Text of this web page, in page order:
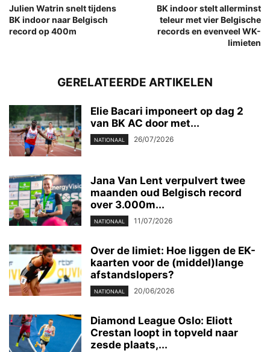
Julien Watrin snelt tijdens
BK indoor naar Belgisch
record op 400m
BK indoor stelt allerminst
teleur met vier Belgische
records en evenveel WK-
limieten
GERELATEERDE ARTIKELEN
Elie Bacari imponeert op dag 2
van BK AC door met...
NATIONAAL 26/07/2026
Jana Van Lent verpulvert twee
maanden oud Belgisch record
over 3.000m...
NATIONAAL 11/07/2026
Over de limiet: Hoe liggen de EK-
kaarten voor de (middel)lange
afstandslopers?
NATIONAAL 20/06/2026
Diamond League Oslo: Eliott
Crestan loopt in topveld naar
zesde plaats,...